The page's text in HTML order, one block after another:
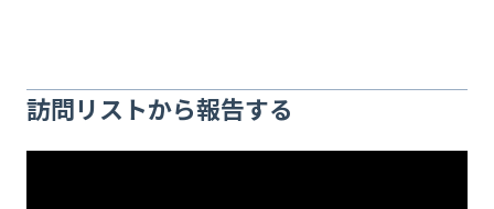
訪問リストから報告する